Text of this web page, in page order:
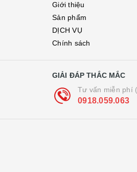
Giới thiệu
Sản phẩm
DỊCH VỤ
Chính sách
GIẢI ĐÁP THẮC MẮC
Tư vấn miễn phí
0918.059.063